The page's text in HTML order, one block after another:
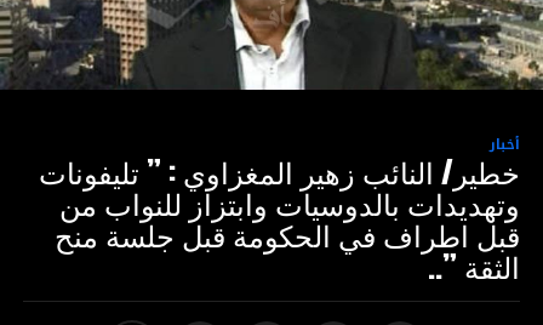
أخبار
خطير/ النائب زهير المغزاوي : ” تليفونات
وتهديدات بالدوسيات وابتزاز للنواب من
قبل اطراف في الحكومة قبل جلسة منح
الثقة ”..